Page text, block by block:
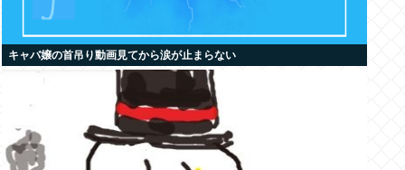
キャバ嬢の首吊り動画見てから涙が止まらない